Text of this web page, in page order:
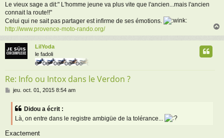
Le vieux sage a dit:" L'homme jeune va plus vite que l'ancien...mais l'ancien
connait la route!!"
Celui qui ne sait pas partager est infirme de ses émotions.
http://www.provence-moto-rando.org/
LilYoda
le fadoli
Re: Info ou Intox dans le Verdon ?
M
g
e
jeu. oct. 01, 2015 8:54 am
Didou a écrit :
Là, on entre dans le registre ambigüe de la tolérance...
Exactement